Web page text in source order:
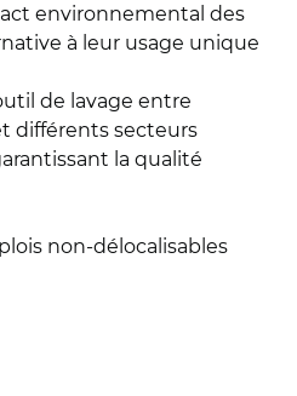
environnemental des
à leur usage unique
de lavage entre
différents secteurs
la qualité
non-délocalisables